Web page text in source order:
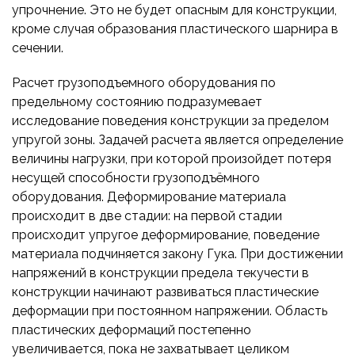
упрочнение. Это не будет опасным для конструкции,
кроме случая образования пластического шарнира в
сечении.
Расчет грузоподъемного оборудования по
предельному состоянию подразумевает
исследование поведения конструкции за пределом
упругой зоны. Задачей расчета является определение
величины нагрузки, при которой произойдет потеря
несущей способности грузоподъёмного
оборудования. Деформирование материала
происходит в две стадии: на первой стадии
происходит упругое деформирование, поведение
материала подчиняется закону Гука. При достижении
напряжений в конструкции предела текучести в
конструкции начинают развиваться пластические
деформации при постоянном напряжении. Область
пластических деформаций постепенно
увеличивается, пока не захватывает целиком